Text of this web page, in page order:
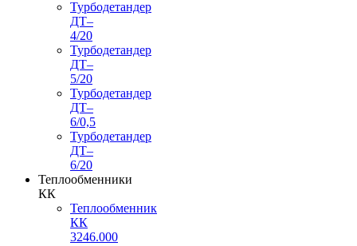
Турбодетандер
ДТ–
4/20
Турбодетандер
ДТ–
5/20
Турбодетандер
ДТ–
6/0,5
Турбодетандер
ДТ–
6/20
Теплообменники
КК
Теплообменник
КК
3246.000